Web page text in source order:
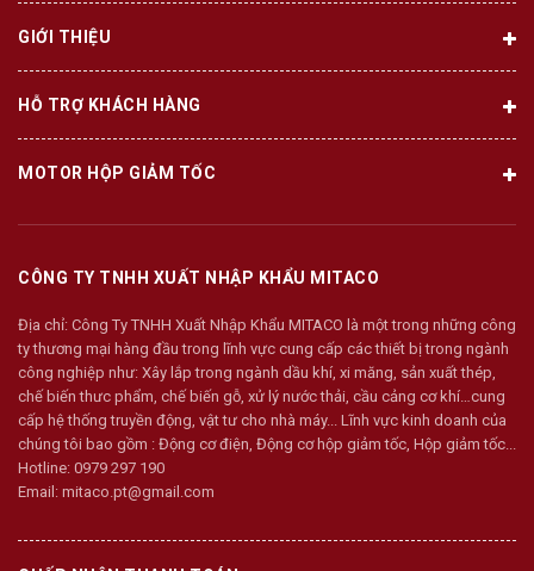
GIỚI THIỆU
HỖ TRỢ KHÁCH HÀNG
MOTOR HỘP GIẢM TỐC
CÔNG TY TNHH XUẤT NHẬP KHẨU MITACO
Địa chỉ: Công Ty TNHH Xuất Nhập Khẩu MITACO là một trong những công
ty thương mại hàng đầu trong lĩnh vực cung cấp các thiết bị trong ngành
công nghiệp như: Xây lắp trong ngành dầu khí, xi măng, sản xuất thép,
chế biến thưc phẩm, chế biến gỗ, xử lý nước thải, cầu cảng cơ khí…cung
cấp hệ thống truyền động, vật tư cho nhà máy... Lĩnh vực kinh doanh của
chúng tôi bao gồm : Động cơ điện, Động cơ hộp giảm tốc, Hộp giảm tốc...
Hotline: 0979 297 190
Email: mitaco.pt@gmail.com